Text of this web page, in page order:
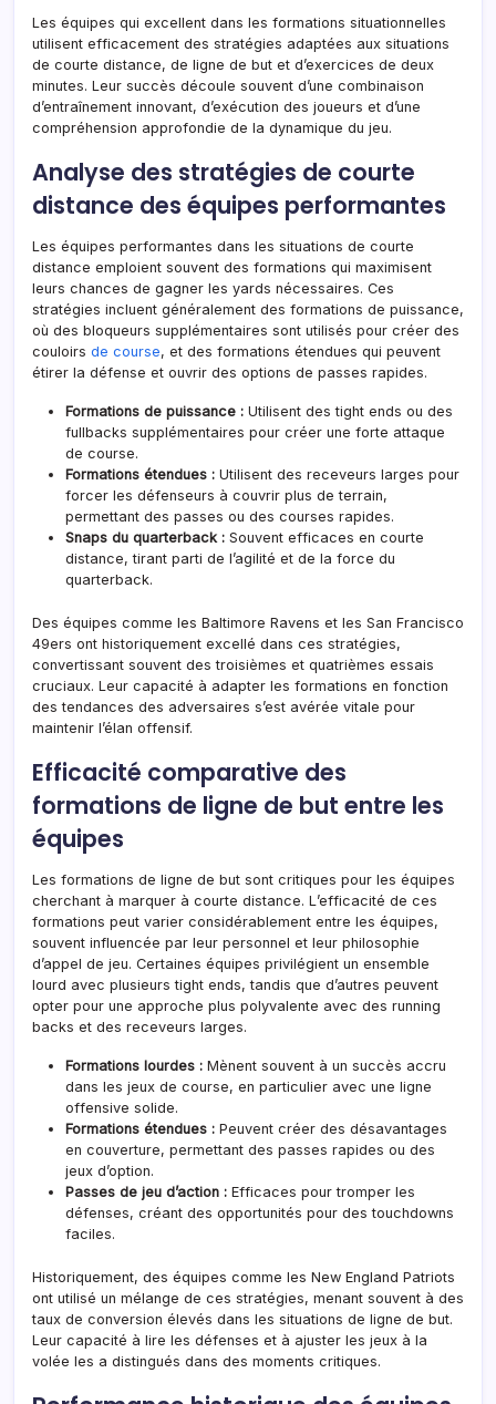
Les équipes qui excellent dans les formations situationnelles
utilisent efficacement des stratégies adaptées aux situations
de courte distance, de ligne de but et d’exercices de deux
minutes. Leur succès découle souvent d’une combinaison
d’entraînement innovant, d’exécution des joueurs et d’une
compréhension approfondie de la dynamique du jeu.
Analyse des stratégies de courte
distance des équipes performantes
Les équipes performantes dans les situations de courte
distance emploient souvent des formations qui maximisent
leurs chances de gagner les yards nécessaires. Ces
stratégies incluent généralement des formations de puissance,
où des bloqueurs supplémentaires sont utilisés pour créer des
couloirs de course, et des formations étendues qui peuvent
étirer la défense et ouvrir des options de passes rapides.
Formations de puissance : Utilisent des tight ends ou des
fullbacks supplémentaires pour créer une forte attaque
de course.
Formations étendues : Utilisent des receveurs larges pour
forcer les défenseurs à couvrir plus de terrain,
permettant des passes ou des courses rapides.
Snaps du quarterback : Souvent efficaces en courte
distance, tirant parti de l’agilité et de la force du
quarterback.
Des équipes comme les Baltimore Ravens et les San Francisco
49ers ont historiquement excellé dans ces stratégies,
convertissant souvent des troisièmes et quatrièmes essais
cruciaux. Leur capacité à adapter les formations en fonction
des tendances des adversaires s’est avérée vitale pour
maintenir l’élan offensif.
Efficacité comparative des
formations de ligne de but entre les
équipes
Les formations de ligne de but sont critiques pour les équipes
cherchant à marquer à courte distance. L’efficacité de ces
formations peut varier considérablement entre les équipes,
souvent influencée par leur personnel et leur philosophie
d’appel de jeu. Certaines équipes privilégient un ensemble
lourd avec plusieurs tight ends, tandis que d’autres peuvent
opter pour une approche plus polyvalente avec des running
backs et des receveurs larges.
Formations lourdes : Mènent souvent à un succès accru
dans les jeux de course, en particulier avec une ligne
offensive solide.
Formations étendues : Peuvent créer des désavantages
en couverture, permettant des passes rapides ou des
jeux d’option.
Passes de jeu d’action : Efficaces pour tromper les
défenses, créant des opportunités pour des touchdowns
faciles.
Historiquement, des équipes comme les New England Patriots
ont utilisé un mélange de ces stratégies, menant souvent à des
taux de conversion élevés dans les situations de ligne de but.
Leur capacité à lire les défenses et à ajuster les jeux à la
volée les a distingués dans des moments critiques.